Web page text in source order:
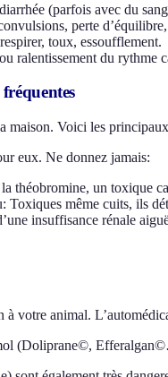
(parfois avec du
perte
toux, essoufflement.
ralentissement du rythme
maison. Voici les
eux. Ne donnez jamais:
théobromine, un toxique
Toxiques même cuits, ils
insuffisance rénale
votre animal.